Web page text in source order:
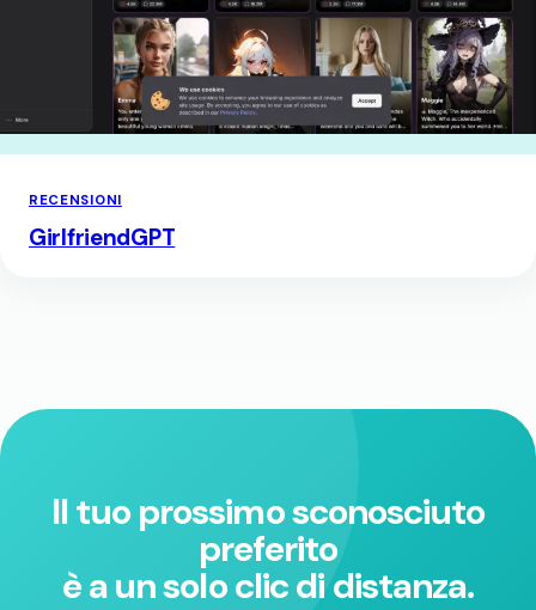
RECENSIONI
GirlfriendGPT
Il tuo prossimo sconosciuto
preferito
è a un solo clic di distanza.